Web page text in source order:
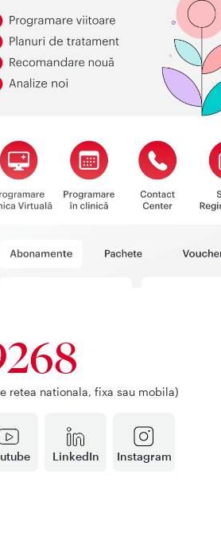
LinkedIn Instagram
retea nationala, fixa sau mobila)